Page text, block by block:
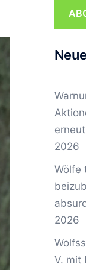
2026
Wölfe
2026
V. mit